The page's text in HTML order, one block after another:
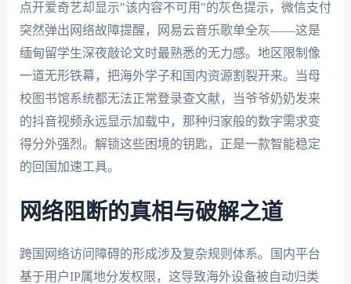
点开爱奇艺却显示"该内容不可用"的灰色提示，微信支付
突然弹出网络故障提醒，网易云音乐歌单全灰——这是
缅甸留学生深夜敲论文时最熟悉的无力感。地区限制像
一道无形铁幕，把海外学子和国内资源割裂开来。当母
校图书馆系统都无法正常登录查文献，当爷爷奶奶发来
的抖音视频永远显示加载中，那种归家般的数字需求变
得分外强烈。解锁这些困境的钥匙，正是一款智能稳定
的回国加速工具。
网络阻断的真相与破解之道
跨国网络访问障碍的形成涉及复杂规则体系。国内平台
基于用户IP属地分发权限，这导致海外设备被自动归类